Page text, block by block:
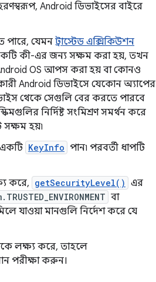
Android ডিভাইসের বাইরে
পারে, যেমন ট্রাস্টেড এক্সিকিউশন
একটি কী-এর জন্য সক্ষম করা হয়, তখন
OS আপস করা হয় বা কোনও
Android ডিভাইসে যেকোন অ্যাপের
থেকে সেগুলি বের করতে পারবে
নির্দিষ্ট সংমিশ্রণ সমর্থন করে
হয়৷
KeyInfo পান৷ পরবর্তী ধাপটি
করে, getSecurityLevel() এর
বা
যাওয়া মানগুলি নির্দেশ করে যে
লক্ষ্য করে, তাহলে
পরীক্ষা করুন।